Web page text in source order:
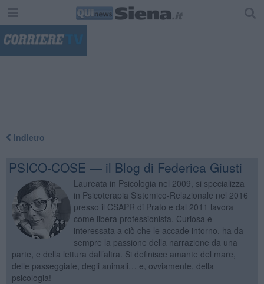
Indietro
PSICO-COSE — il Blog di Federica Giusti
Laureata in Psicologia nel 2009, si specializza
in Psicoterapia Sistemico-Relazionale nel 2016
presso il CSAPR di Prato e dal 2011 lavora
come libera professionista. Curiosa e
interessata a ciò che le accade intorno, ha da
sempre la passione della narrazione da una
parte, e della lettura dall’altra. Si definisce amante del mare,
delle passeggiate, degli animali… e, ovviamente, della
psicologia!